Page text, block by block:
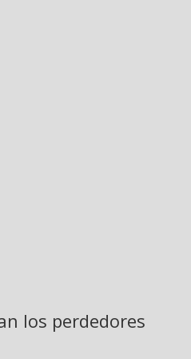
los perdedores